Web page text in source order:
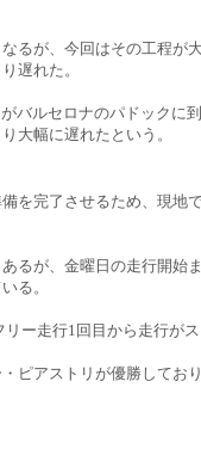
るが、今回はその工程が
遅れた。
バルセロナのパドックに
大幅に遅れたという。
を完了させるため、現地
るが、金曜日の走行開始
る。
ー走行1回目から走行がス
ピアストリが優勝してお